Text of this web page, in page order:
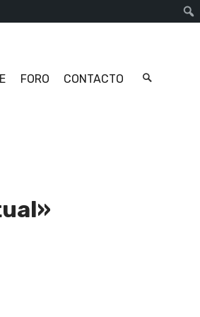
FORO CONTACTO